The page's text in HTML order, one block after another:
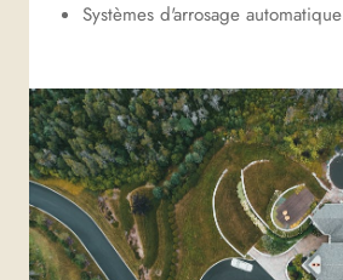
Systèmes d'arrosage automatique